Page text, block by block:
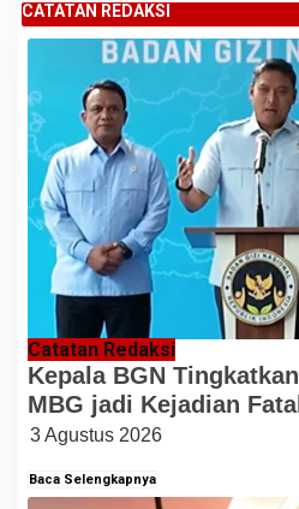
CATATAN REDAKSI
Catatan Redaksi
Kepala BGN
MBG jadi Kejadian Fatal
3 Agustus 2026
Baca Selengkapnya